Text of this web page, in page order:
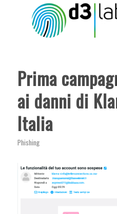
Prima
ai danni di
Italia
Phishing